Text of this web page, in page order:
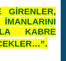
GİRENLER,
KABRE
.